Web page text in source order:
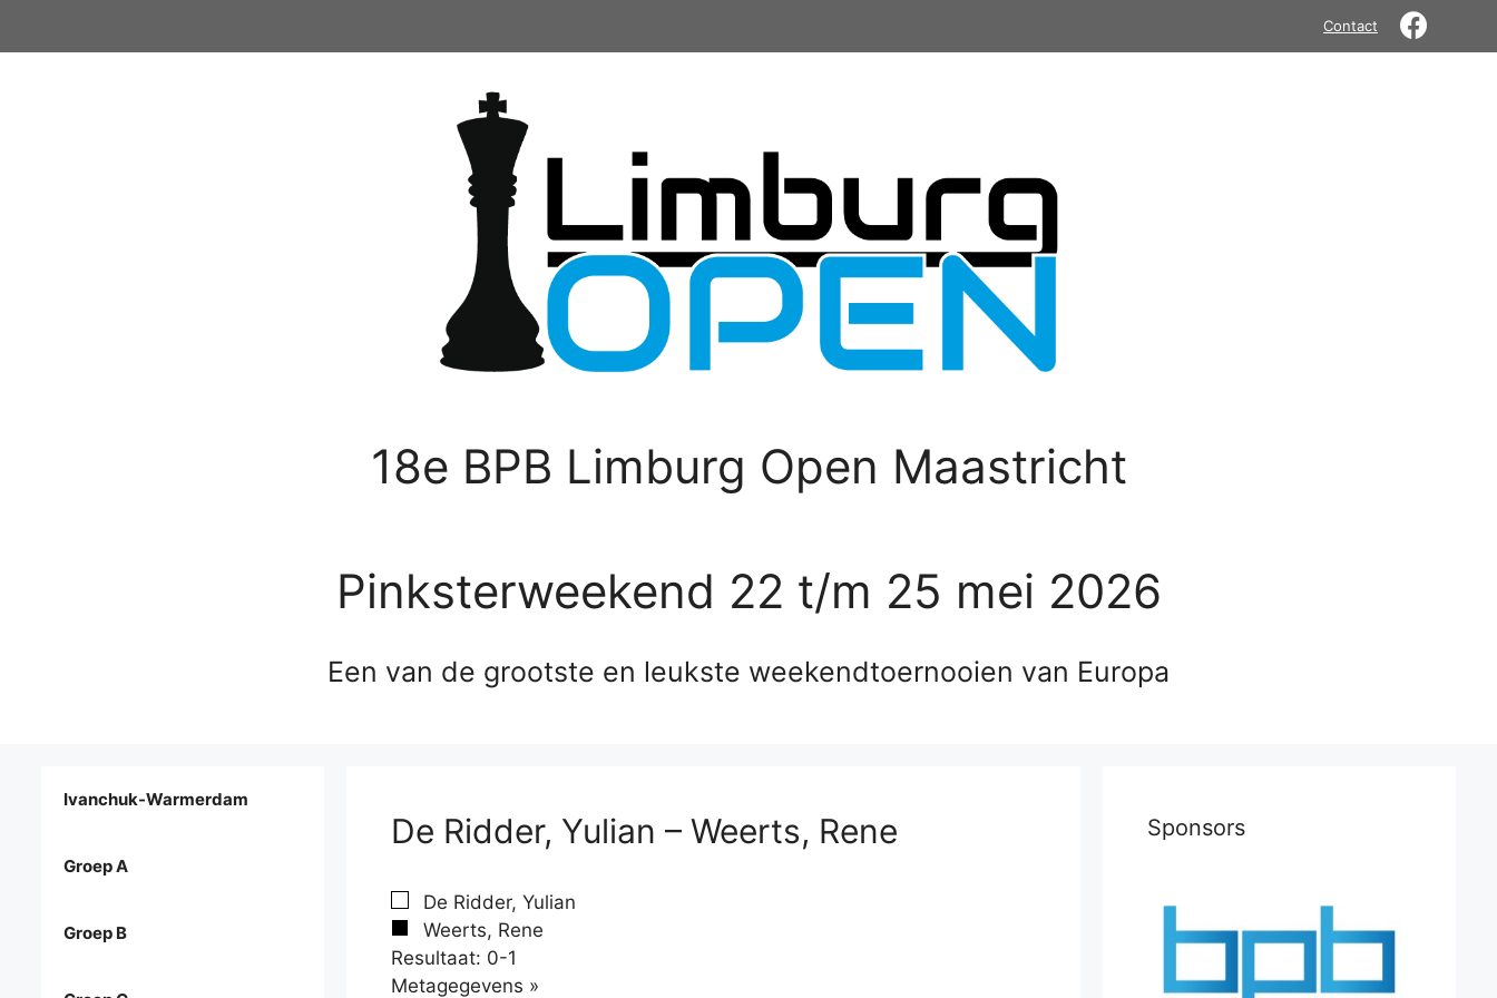
Contact
18e BPB Limburg Open Maastricht
Pinksterweekend 22 t/m 25 mei 2026
Een van de grootste en leukste weekendtoernooien van Europa
De Ridder, Yulian – Weerts, Rene
De Ridder, Yulian
Weerts, Rene
Resultaat: 0-1
Metagegevens »
Ivanchuk-Warmerdam
Groep A
Groep B
Sponsors